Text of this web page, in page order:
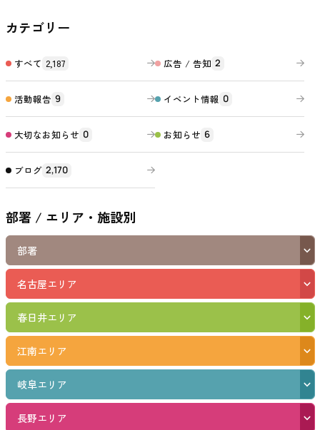
カテゴリー
すべて 2,187 広告 / 告知 2
活動報告 9 イベント情報 0
大切なお知らせ 0 お知らせ 6
ブログ 2,170
部署 / エリア・施設別
部署
名古屋エリア
春日井エリア
江南エリア
岐阜エリア
長野エリア